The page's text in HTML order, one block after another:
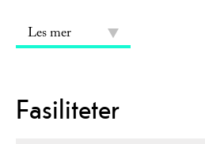
Les mer
Fasiliteter